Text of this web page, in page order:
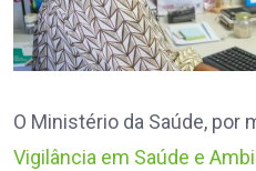
O Ministério da Saúde, por
Vigilância em Saúde e